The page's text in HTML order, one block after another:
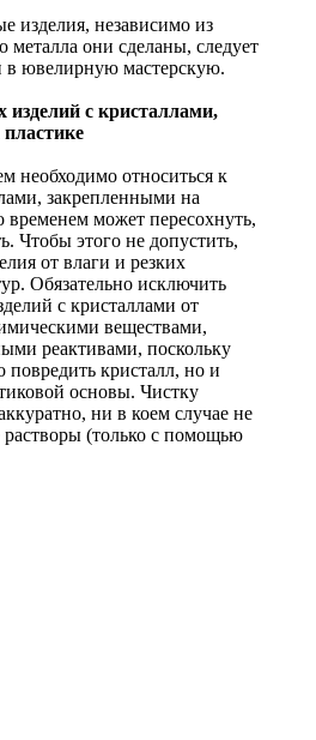
изделия, независимо из
металла они сделаны, следует
в ювелирную мастерскую.
с кристаллами,
необходимо относиться к
закрепленными на
временем может пересохнуть,
Чтобы этого не допустить,
от влаги и резких
Обязательно исключить
с кристаллами от
веществами,
реактивами, поскольку
повредить кристалл, но и
основы. Чистку
ни в коем случае не
растворы (только с помощью